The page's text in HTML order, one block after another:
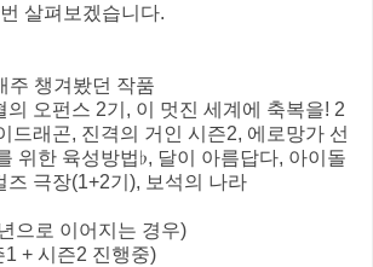
살펴보겠습니다.
주 챙겨봤던 작품
의 오펀스 2기, 이 멋진 세계에 축복을! 2
드래곤, 진격의 거인 시즌2, 에로망가 선
위한 육성방법♭, 달이 아름답다, 아이돌
즈 극장(1+2기), 보석의 나라
으로 이어지는 경우)
+ 시즌2 진행중)